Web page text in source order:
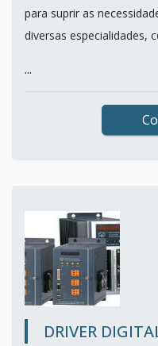
para suprir as
diversas especialidades,
...
DRIVER